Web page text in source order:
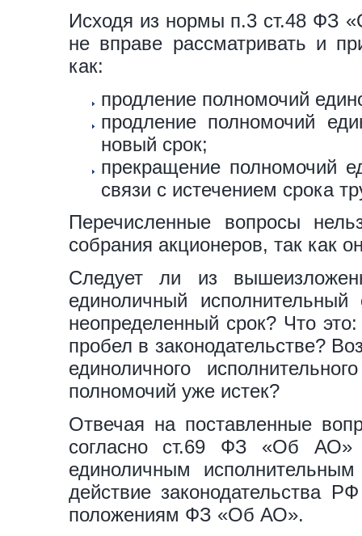
Исходя из нормы п.3 ст.48 ФЗ
не вправе рассматривать и
как:
продление полномочий
продление полномочий
новый срок;
прекращение полномочий
связи с истечением срока
Перечисленные вопросы
собрания акционеров, так как
Следует ли из
единоличный
неопределенный срок? Что
пробел в законодательстве?
единоличного
полномочий уже истек?
Отвечая на поставленные
согласно ст.69 ФЗ «Об
единоличным
действие законодательства
положениям ФЗ «Об АО».